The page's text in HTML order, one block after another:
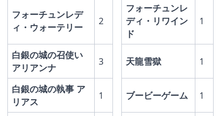
フォーチュンレデ
ィ・ウォーテリー
2
フォーチュンレ
ディ・リワイン
ド
1
白銀の城の召使い
アリアンナ
3 天龍雪獄 1
白銀の城の執事 ア
リアス
1 ブービーゲーム 1